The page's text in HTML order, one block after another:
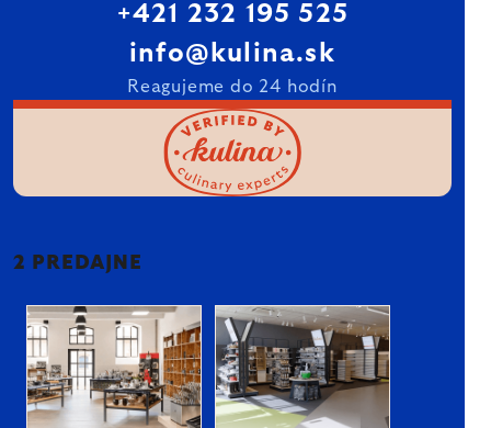
+421 232 195 525
info@kulina.sk
Reagujeme do 24 hodín
2 PREDAJNE